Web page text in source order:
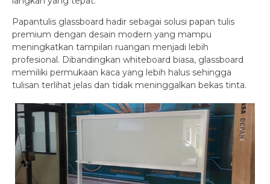
Papantulis glassboard hadir sebagai solusi papan tulis
premium dengan desain modern yang mampu
meningkatkan tampilan ruangan menjadi lebih
profesional. Dibandingkan whiteboard biasa, glassboard
memiliki permukaan kaca yang lebih halus sehingga
tulisan terlihat jelas dan tidak meninggalkan bekas tinta.